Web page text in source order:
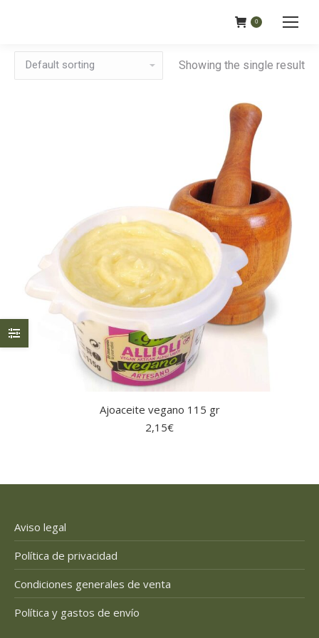
0
Showing the single result
Ajoaceite vegano 115 gr
2,15€
Aviso legal
Política de privacidad
Condiciones generales de venta
Política y gastos de envío